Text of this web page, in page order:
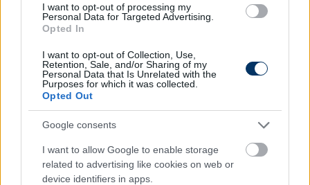
I want to opt-out of processing my
Personal Data for Targeted Advertising.
Opted In
I want to opt-out of Collection, Use,
Retention, Sale, and/or Sharing of my
Personal Data that Is Unrelated with the
Purposes for which it was collected.
Opted Out
Google consents
I want to allow Google to enable storage
related to advertising like cookies on web or
device identifiers in apps.
NB I: Puskás-játékosok szórhatják
labdával a Fradi legújabb gólfelelősét
Az NB I 31. fordulójából is összegyűjtöttük, mely
játékosok teljesítettek a legjobban honlapunk
megítélése szerint.